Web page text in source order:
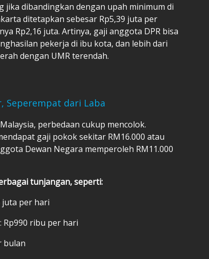
jika dibandingkan dengan upah minimum di
ditetapkan sebesar Rp5,39 juta per
Rp2,16 juta. Artinya, gaji anggota DPR bisa
pekerja di ibu kota, dan lebih dari
dengan UMR terendah.
Seperempat dari Laba
perbedaan cukup mencolok.
gaji pokok sekitar RM16.000 atau
Dewan Negara memperoleh RM11.000
tunjangan, seperti:
juta per hari
Rp990 ribu per hari
bulan